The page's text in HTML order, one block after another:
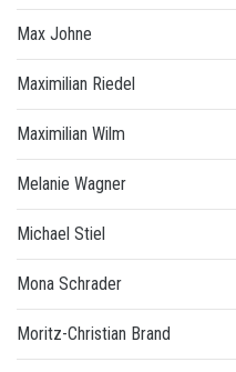
Max Johne
Maximilian Riedel
Maximilian Wilm
Melanie Wagner
Michael Stiel
Mona Schrader
Moritz-Christian Brand